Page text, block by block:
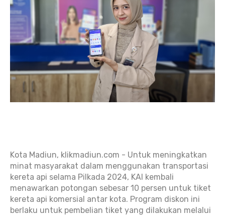
Kota Madiun, klikmadiun.com - Untuk meningkatkan
minat masyarakat dalam menggunakan transportasi
kereta api selama Pilkada 2024, KAI kembali
menawarkan potongan sebesar 10 persen untuk tiket
kereta api komersial antar kota. Program diskon ini
berlaku untuk pembelian tiket yang dilakukan melalui